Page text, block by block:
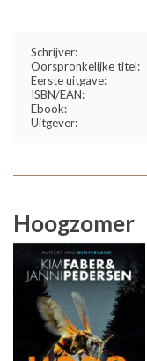
Schrijver:
Oorspronkelijke titel:
Eerste uitgave:
ISBN/EAN:
Ebook:
Uitgever:
Hoogzomer